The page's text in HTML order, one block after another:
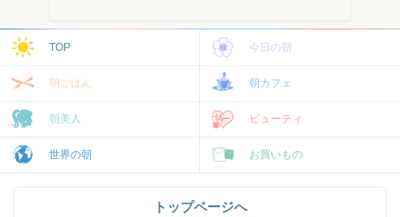
TOP 今日の朝
朝ごはん 朝カフェ
朝美人 ビューティ
世界の朝 お買いもの
トップページへ